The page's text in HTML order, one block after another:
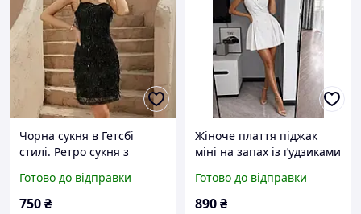
Чорна сукня в Гетсбі
стилі. Ретро сукня з
Готово до відправки
750₴
Жіноче плаття піджак
міні на запах із ґудзиками
рожеве бежеве
Готово до відправки
890₴